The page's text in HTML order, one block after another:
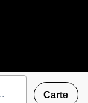
Carte